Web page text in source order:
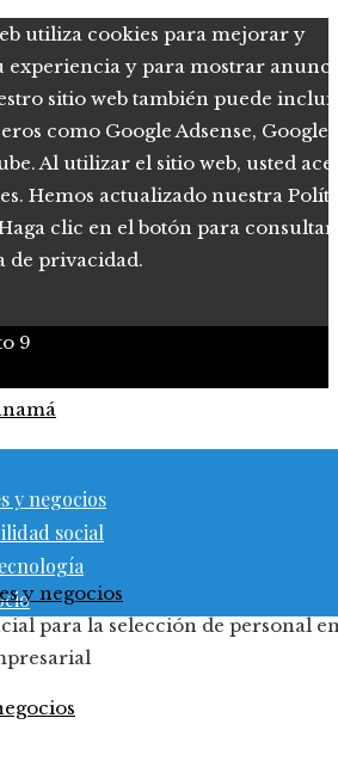
utiliza cookies para mejorar y
experiencia y para mostrar
sitio web también puede
como Google Adsense, Google
Al utilizar el sitio web, usted
Hemos actualizado nuestra
clic en el botón para consultar
de privacidad.
9
y negocios
social
y negocios
para la selección de personal